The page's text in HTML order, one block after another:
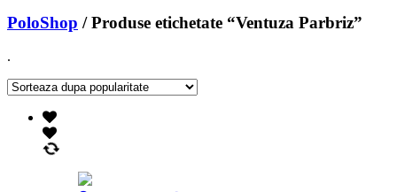
PoloShop / Produse etichetate “Ventuza Parbriz”
.